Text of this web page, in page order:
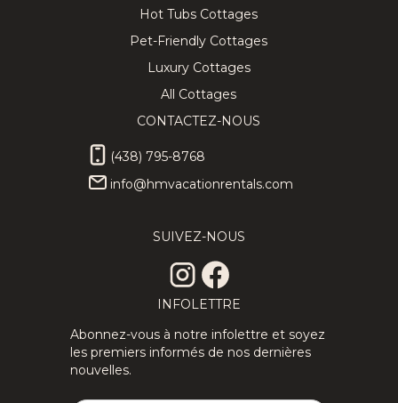
Hot Tubs Cottages
Pet-Friendly Cottages
Luxury Cottages
All Cottages
CONTACTEZ-NOUS
(438) 795-8768
info@hmvacationrentals.com
SUIVEZ-NOUS
INFOLETTRE
Abonnez-vous à notre infolettre et soyez
les premiers informés de nos dernières
nouvelles.